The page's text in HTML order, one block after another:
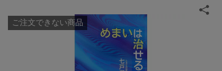
ご注文できない商品